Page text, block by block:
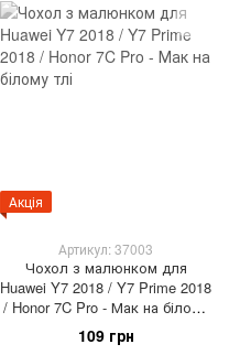
Акція
Артикул: 37003
Чохол з малюнком для
Huawei Y7 2018 / Y7 Prime 2018
/ Honor 7C Pro - Мак на білому
тлі
109 грн